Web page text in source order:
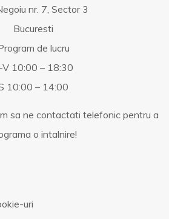
nr. 7, Sector 3
Bucuresti
de lucru
V 10:00 – 18:30
10:00 – 14:00
sa ne contactati telefonic pentru a
o intalnire!
uri